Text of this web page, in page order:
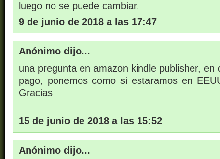
luego no se puede cambiar.
9 de junio de 2018 a las 17:47
Anónimo dijo...
una pregunta en amazon kindle publisher, en
pago, ponemos como si estaramos en
Gracias
15 de junio de 2018 a las 15:52
Anónimo dijo...